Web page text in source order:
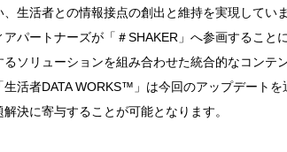
生活者との情報接点の創出と維持を実現していま
パートナーズが「＃SHAKER」へ参画すること
るソリューションを組み合わせた統合的なコンテ
活者DATA WORKS™」は今回のアップデート
決に寄与することが可能となります。